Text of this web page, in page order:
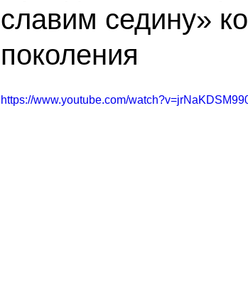
славим седину»
поколения
https://www.youtube.com/